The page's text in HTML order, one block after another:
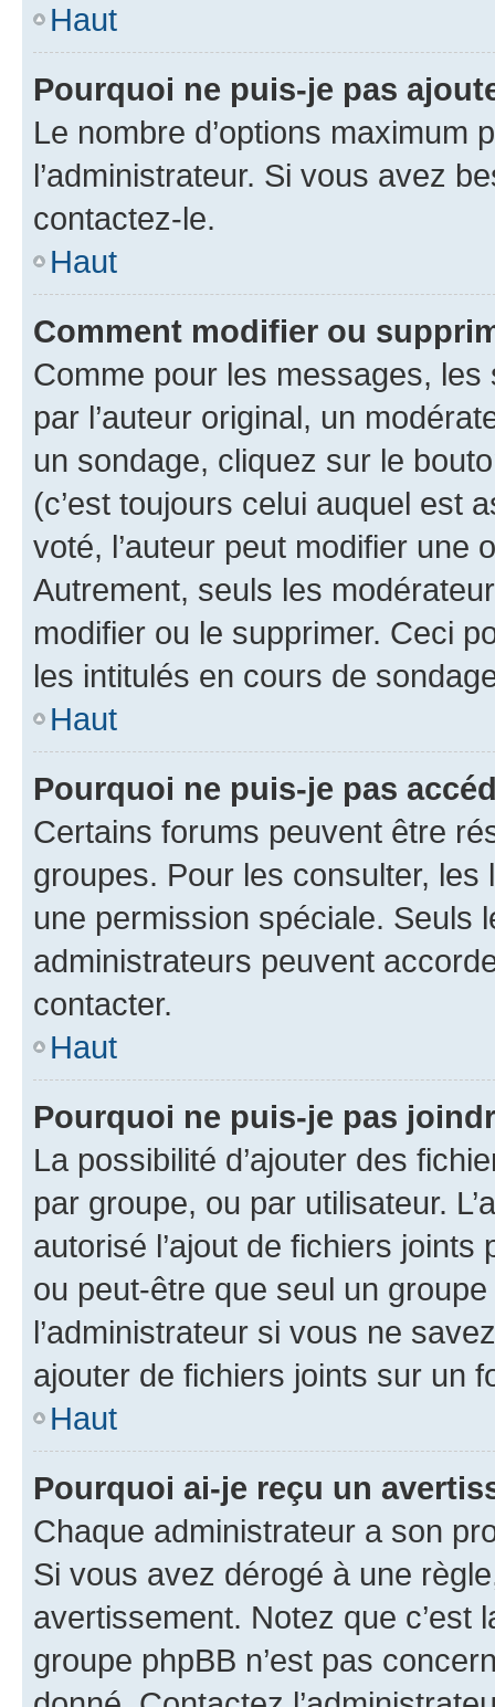
Haut
Pourquoi ne puis-je pas
Le nombre d’options maximum
l’administrateur. Si vous avez
contactez-le.
Haut
Comment modifier ou
Comme pour les messages,
par l’auteur original, un
un sondage, cliquez sur le
(c’est toujours celui auquel est
voté, l’auteur peut modifier une
Autrement, seuls les
modifier ou le supprimer. Ceci
les intitulés en cours de
Haut
Pourquoi ne puis-je pas
Certains forums peuvent être
groupes. Pour les consulter,
une permission spéciale. Seuls
administrateurs peuvent
contacter.
Haut
Pourquoi ne puis-je pas
La possibilité d’ajouter des
par groupe, ou par utilisateur.
autorisé l’ajout de fichiers
ou peut-être que seul un
l’administrateur si vous ne
ajouter de fichiers joints sur un
Haut
Pourquoi ai-je reçu un
Chaque administrateur a son
Si vous avez dérogé à une
avertissement. Notez que c’est
groupe phpBB n’est pas